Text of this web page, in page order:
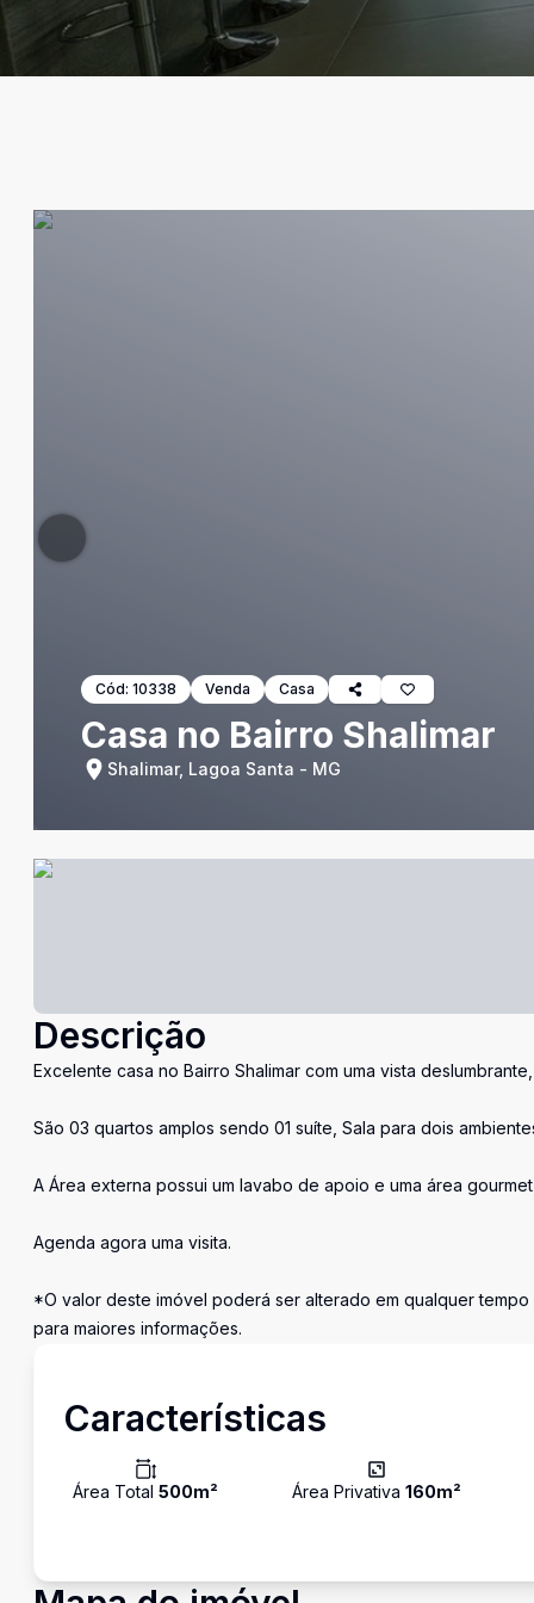
Cód: 10338 Venda Casa
Casa no Bairro Shalimar
Shalimar, Lagoa Santa - MG
Descrição
Excelente casa no Bairro Shalimar com uma vista
São 03 quartos amplos sendo 01 suíte, Sala para dois
A Área externa possui um lavabo de apoio e uma área
Agenda agora uma visita.
*O valor deste imóvel poderá ser alterado em qualquer
para maiores informações.
Características
Área Total 500m² Área Privativa160m²